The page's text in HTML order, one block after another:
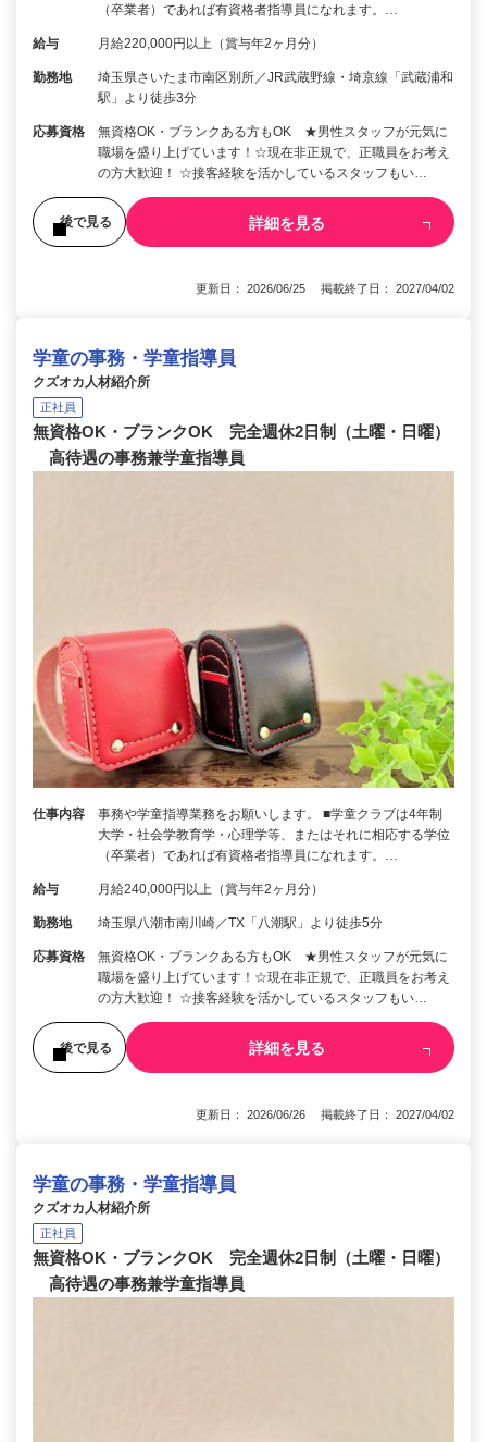
（卒業者）であれば有資格者指導員になれます。…
給与 月給220,000円以上（賞与年2ヶ月分）
勤務地
埼玉県さいたま市南区別所／JR武蔵野線・埼京線「武蔵浦和
駅」より徒歩3分
応募資格
無資格OK・ブランクある方もOK ★男性スタッフが元気に
職場を盛り上げています！☆現在非正規で、正職員をお考え
の方大歓迎！ ☆接客経験を活かしているスタッフもい…
後で見る 詳細を見る
更新日： 2026/06/25 掲載終了日： 2027/04/02
学童の事務・学童指導員
クズオカ人材紹介所
正社員
無資格OK・ブランクOK 完全週休2日制（土曜・日曜）
高待遇の事務兼学童指導員
仕事内容
事務や学童指導業務をお願いします。 ■学童クラブは4年制
大学・社会学教育学・心理学等、またはそれに相応する学位
（卒業者）であれば有資格者指導員になれます。…
給与 月給240,000円以上（賞与年2ヶ月分）
勤務地 埼玉県八潮市南川崎／TX「八潮駅」より徒歩5分
応募資格
無資格OK・ブランクある方もOK ★男性スタッフが元気に
職場を盛り上げています！☆現在非正規で、正職員をお考え
の方大歓迎！ ☆接客経験を活かしているスタッフもい…
後で見る 詳細を見る
更新日： 2026/06/26 掲載終了日： 2027/04/02
学童の事務・学童指導員
クズオカ人材紹介所
正社員
無資格OK・ブランクOK 完全週休2日制（土曜・日曜）
高待遇の事務兼学童指導員